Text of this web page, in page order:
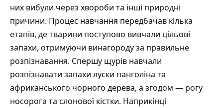
них вибули через хвороби та інші природні
причини. Процес навчання передбачав кілька
етапів, де тварини поступово вивчали цільові
запахи, отримуючи винагороду за правильне
розпізнавання. Спершу щурів навчали
розпізнавати запахи луски панголіна та
африканського чорного дерева, а згодом — рогу
носорога та слонової кістки. Наприкінці